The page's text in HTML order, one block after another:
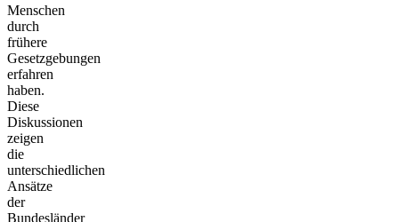
Menschen
durch
frühere
Gesetzgebungen
erfahren
haben.
Diese
Diskussionen
zeigen
die
unterschiedlichen
Ansätze
der
Bundesländer